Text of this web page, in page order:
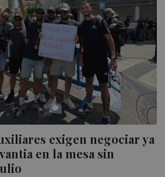
exigen negociar ya
en la mesa sin